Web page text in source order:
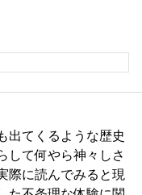
出てくるような歴史
して何やら神々しさ
際に読んでみると現